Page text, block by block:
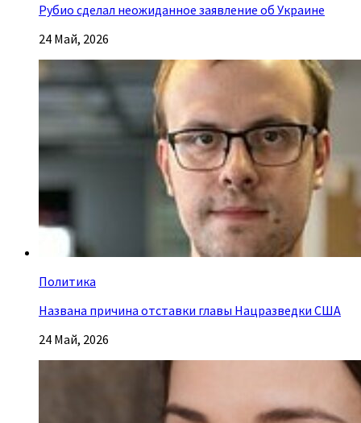
Рубио сделал неожиданное заявление об Украине
24 Май, 2026
Политика
Названа причина отставки главы Нацразведки США
24 Май, 2026